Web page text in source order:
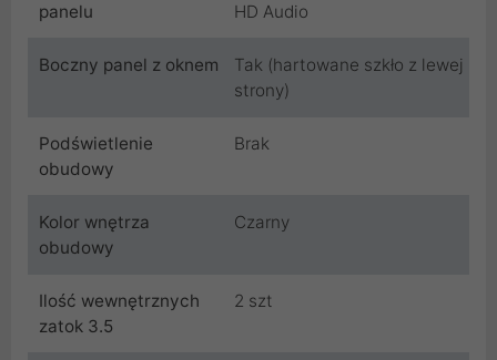
panelu
HD Audio
Boczny panel z oknem
Tak (hartowane szkło z lewej
strony)
Podświetlenie
obudowy
Brak
Kolor wnętrza
obudowy
Czarny
Ilość wewnętrznych
zatok 3.5
2 szt